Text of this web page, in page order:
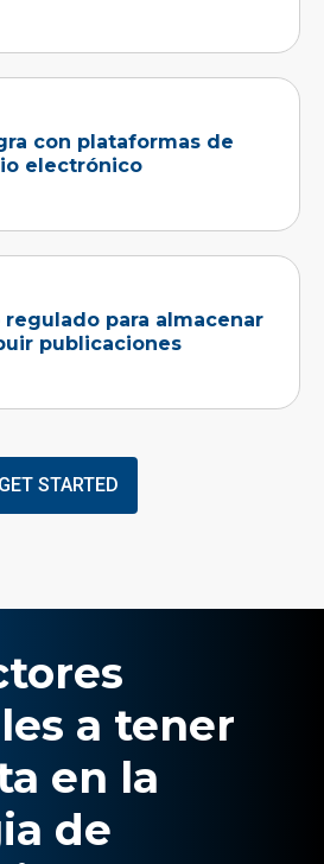
con plataformas de
electrónico
regulado para almacenar
publicaciones
GET STARTED
a tener
en la
de